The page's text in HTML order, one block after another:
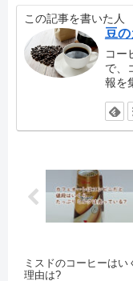
この記事を書いた人
豆
コー
で、
報を
ミスドのコーヒーはい
理由は?